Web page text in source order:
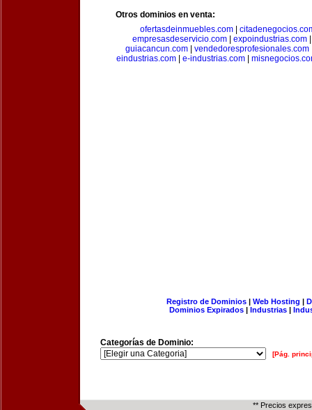
Otros dominios en venta:
ofertasdeinmuebles.com
empresasdeservicio.com
expoindustrias.com
guiacancun.com| vendedoresprofesionales.com
eindustrias.com
e-industrias.com
Registro de Dominios| Web Hosting |
Dominios Expirados | Industrias |
Categorías de Dominio:
[Pág.
** Precios